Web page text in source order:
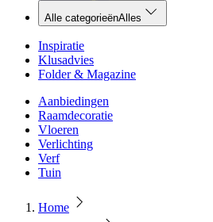
Alle categorieënAlles
Inspiratie
Klusadvies
Folder & Magazine
Aanbiedingen
Raamdecoratie
Vloeren
Verlichting
Verf
Tuin
Home